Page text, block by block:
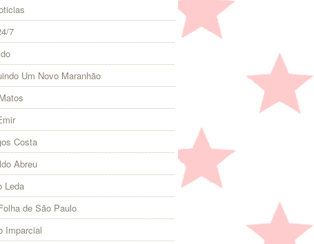
7
Um Novo Maranhão
Costa
Abreu
Leda
de São Paulo
Imparcial